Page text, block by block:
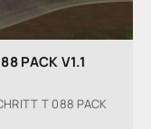
PACK V1.1
T 088 PACK